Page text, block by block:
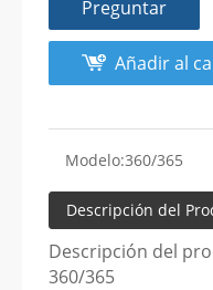
Preguntar
Añadir al
Modelo:360/365
Descripción del
Descripción del
360/365